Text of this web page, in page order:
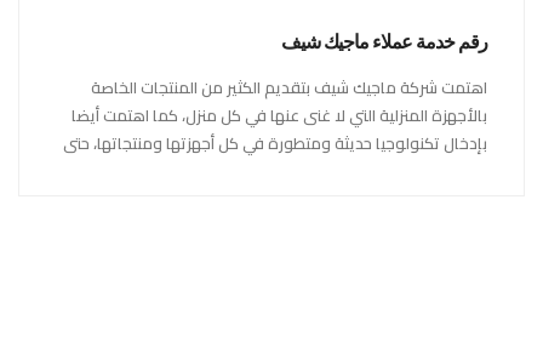
رقم خدمة عملاء ماجيك شيف
اهتمت شركة ماجيك شيف بتقديم الكثير من المنتجات الخاصة
بالأجهزة المنزلية التي لا غنى عنها في كل منزل، كما اهتمت أيضا
بإدخال تكنولوجيا حديثة ومتطورة في كل أجهزتها ومنتجاتها، حتى